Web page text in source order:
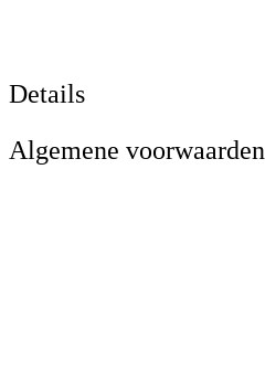
Details
Algemene voorwaarden